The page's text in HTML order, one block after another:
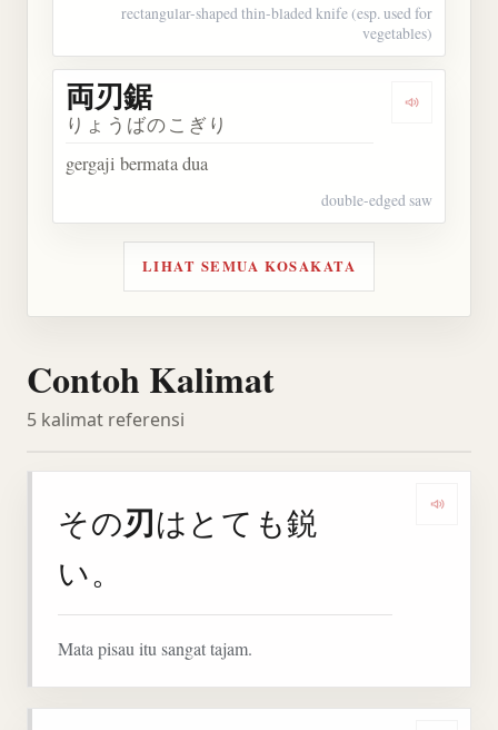
rectangular-shaped thin-bladed knife (esp. used for
vegetables)
Dengarkan
両刃鋸
りょうばのこぎり
gergaji bermata dua
double-edged saw
LIHAT SEMUA KOSAKATA
Contoh Kalimat
5 kalimat referensi
その刃はとても鋭
い。
Mata pisau itu sangat tajam.